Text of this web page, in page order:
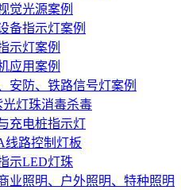
觉光源案例
备指示灯案例
示灯案例
应用案例
安防、铁路信号灯案例
灯珠消毒杀毒
充电桩指示灯
线路控制灯板
示LED灯珠
业照明、户外照明、特种照明